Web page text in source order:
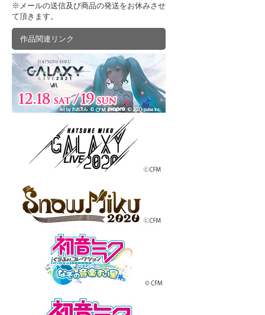
※メールの送信及び商品の発送をお休みさせ
て頂きます。
作品関連リンク